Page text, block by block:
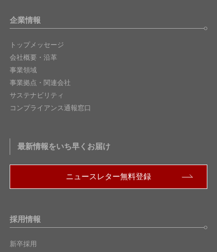
企業情報
トップメッセージ
会社概要・沿革
事業領域
事業拠点・関連会社
サステナビリティ
コンプライアンス通報窓口
最新情報をいち早くお届け
ニュースレター無料登録
採用情報
新卒採用